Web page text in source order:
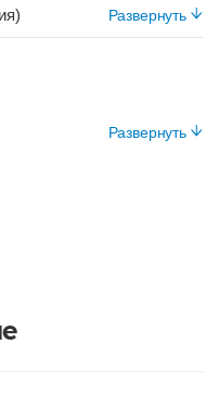
Развернуть
Развернуть